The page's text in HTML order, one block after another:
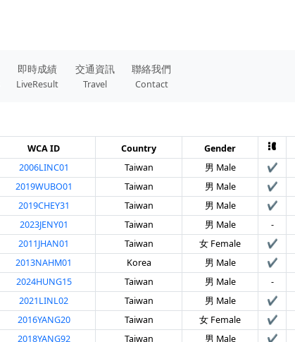
即時成績
LiveResult
交通資訊
Travel
聯絡我們
Contact
WCA ID Country
Gender
2006LINC01 Taiwan 男 Male ✔
2019WUBO01 Taiwan 男 Male ✔
2019CHEY31 Taiwan 男 Male ✔
2023JENY01 Taiwan 男 Male -
2011JHAN01 Taiwan 女 Female ✔
2013NAHM01 Korea 男 Male ✔
2024HUNG15 Taiwan 男 Male -
2021LINL02 Taiwan 男 Male ✔
2016YANG20 Taiwan 女 Female ✔
2018YANG92 Taiwan 男 Male ✔